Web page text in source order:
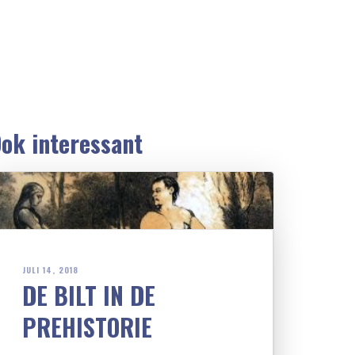
interessant
JULI 14, 2018
DE BILT IN DE
PREHISTORIE